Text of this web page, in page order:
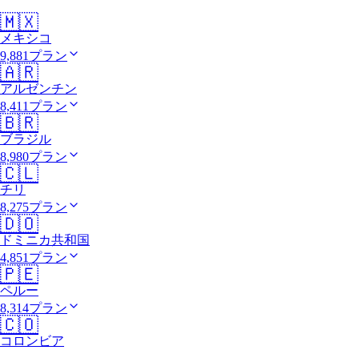
🇲🇽
メキシコ
9,881プラン
🇦🇷
アルゼンチン
8,411プラン
🇧🇷
ブラジル
8,980プラン
🇨🇱
チリ
8,275プラン
🇩🇴
ドミニカ共和国
4,851プラン
🇵🇪
ペルー
8,314プラン
🇨🇴
コロンビア